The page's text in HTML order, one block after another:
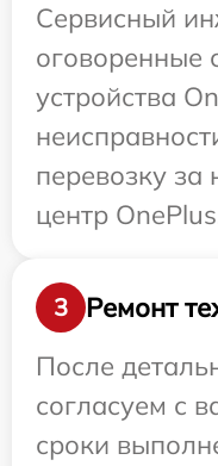
Сервисный
оговоренные
устройства
перевозку за
центр
3
Ремонт
После
согласуем с
сроки